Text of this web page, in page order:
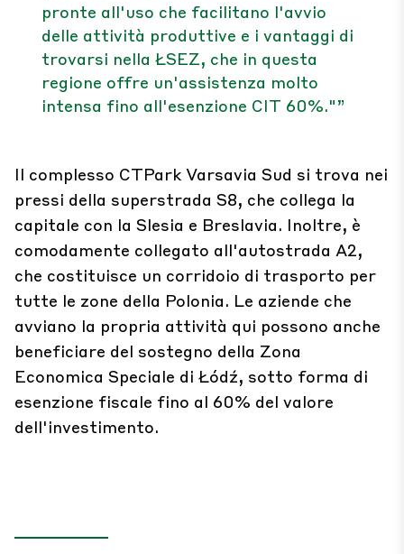
pronte all'uso che facilitano l'avvio
delle attività produttive e i vantaggi di
trovarsi nella ŁSEZ, che in questa
regione offre un'assistenza molto
intensa fino all'esenzione CIT 60%."”
Il complesso CTPark Varsavia Sud si trova nei
pressi della superstrada S8, che collega la
capitale con la Slesia e Breslavia. Inoltre, è
comodamente collegato all'autostrada A2,
che costituisce un corridoio di trasporto per
tutte le zone della Polonia. Le aziende che
avviano la propria attività qui possono anche
beneficiare del sostegno della Zona
Economica Speciale di Łódź, sotto forma di
esenzione fiscale fino al 60% del valore
dell'investimento.